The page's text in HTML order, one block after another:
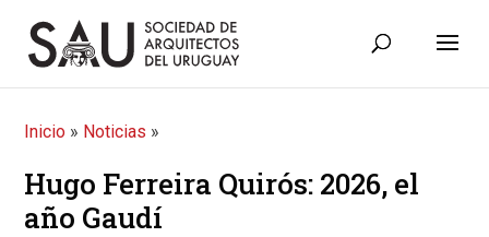
Inicio » Noticias »
Hugo Ferreira Quirós: 2026, el
año Gaudí